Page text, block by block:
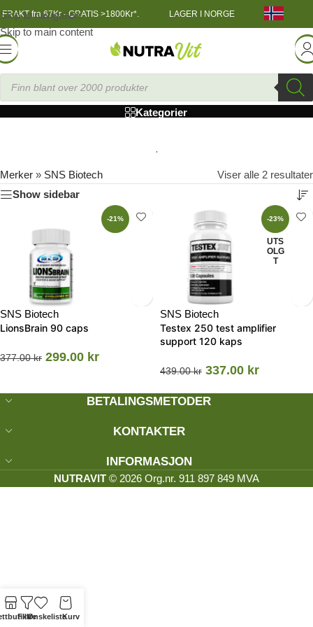
Skip to navigation
Skip to main content
FRAKT fra 67Kr - GRATIS >1800Kr*. LAGER I NORGE
SNS Biotech
Kategorier
Merker » SNS Biotech
Viser alle 2 resultater
Show sidebar
-21%
SNS Biotech
LionsBrain 90 caps
377.00kr 299.00 kr
-23%
UTS
OLG
T
SNS Biotech
Testex 250 test amplifier
support 120 kaps
439.00kr 337.00 kr
BETALINGSMETODER
KONTAKTER
INFORMASJON
NUTRAVIT © 2026 Org.nr. 911 897 849 MVA
FiltreØnskelisteKurv